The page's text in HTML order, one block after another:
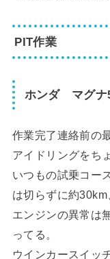
PIT作業
ホンダ マグナ
作業完了連絡前の
アイドリングをち
いつもの試乗コー
は切らずに約30km
エンジンの異常は
ってる。
ウインカースイッ